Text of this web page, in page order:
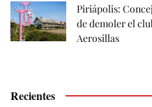
Piriápolis:
de demoler el
Aerosillas
Recientes